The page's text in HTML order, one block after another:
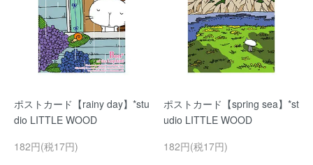
ポストカード【rainy day】*stu
dio LITTLE WOOD
182円(税17円)
ポストカード【spring sea】*st
udio LITTLE WOOD
182円(税17円)